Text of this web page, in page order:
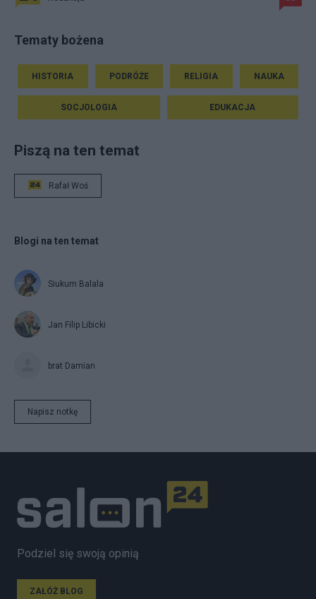
Tematy bożena
HISTORIA PODRÓŻE RELIGIA NAUKA
SOCJOLOGIA EDUKACJA
Piszą na ten temat
Rafał Woś
Blogi na ten temat
Siukum Balala
Jan Filip Libicki
brat Damian
Napisz notkę
Podziel się swoją opinią
ZAŁÓŻ BLOG